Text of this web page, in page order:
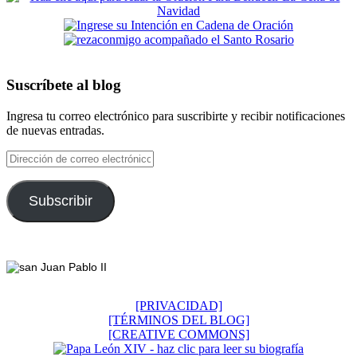
Suscríbete al blog
Ingresa tu correo electrónico para suscribirte y recibir notificaciones
de nuevas entradas.
Dirección
de
correo
electrónico
Subscribir
[PRIVACIDAD]
[TÉRMINOS DEL BLOG]
[CREATIVE COMMONS]